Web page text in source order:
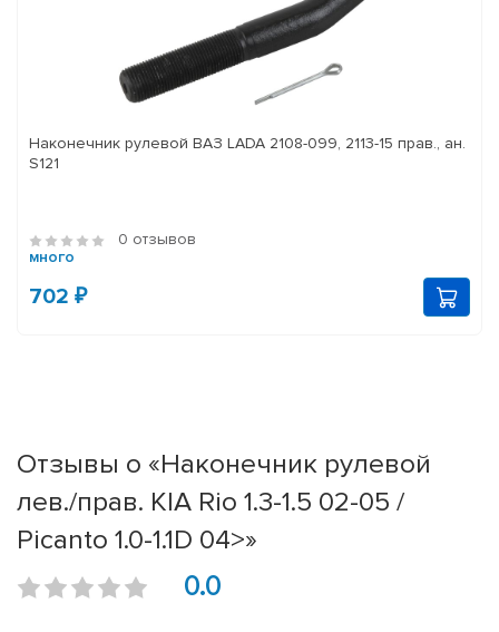
Наконечник рулевой ВАЗ LADA 2108-099, 2113-15 прав., ан.
S121
0 отзывов
много
702 ₽
Отзывы о «Наконечник рулевой
лев./прав. KIA Rio 1.3-1.5 02-05 /
Picanto 1.0-1.1D 04>»
0.0